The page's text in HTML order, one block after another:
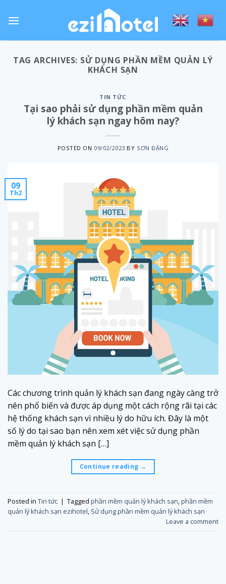
TAG ARCHIVES: SỬ DỤNG PHẦN MỀM QUẢN LÝ
KHÁCH SẠN
TIN TỨC
Tại sao phải sử dụng phần mềm quản
lý khách sạn ngay hôm nay?
POSTED ON 09/02/2023 BY SƠN ĐẶNG
09
Th2
Các chương trình quản lý khách sạn đang ngày càng trở
nên phổ biến và được áp dụng một cách rộng rãi tại các
hệ thống khách sạn vì nhiều lý do hữu ích. Đây là một
số lý do tại sao bạn nên xem xét việc sử dụng phần
mềm quản lý khách sạn […]
Continue reading →
Posted in Tin tức | Tagged phần mềm quản lý khách sạn,phần mềm
quản lý khách sạn ezihotel, Sử dụng phần mềm quản lý khách sạn
Leave a comment